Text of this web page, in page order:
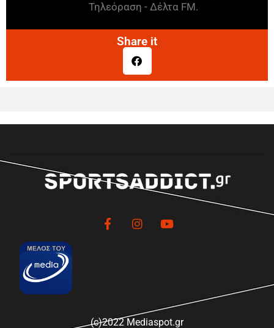
Τηλεόραση - Δέλτα FM.
Share it
(c)2022 Mediaspot.gr